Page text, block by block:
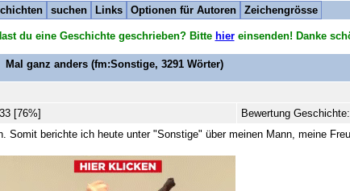
suchen Links Optionen für Autoren Zeichengrösse
du eine Geschichte geschrieben? Bitte hiereinsenden! Danke
Mal ganz anders (fm:Sonstige, 3291 Wörter)
[76%]
Bewertung
berichte ich heute unter "Sonstige" über meinen Mann, meine